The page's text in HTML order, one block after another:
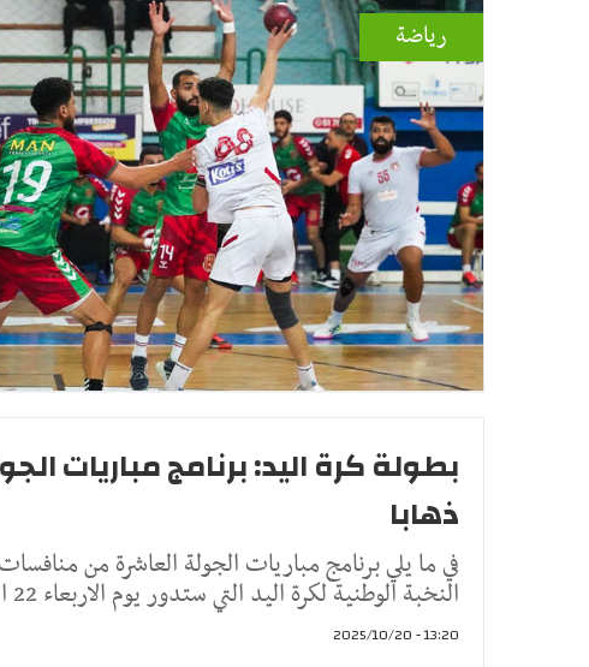
رياضة
بطولة كرة اليد: برنامج مباريات
ذهابا
في ما يلي برنامج مباريات الجولة العاشرة من
النخبة الوطنية لكرة اليد التي ستدور يوم الاربعاء 22 اك
13:20 - 2025/10/20